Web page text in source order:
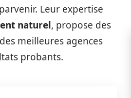
Leur expertise
naturel, propose des
meilleures agences
probants.